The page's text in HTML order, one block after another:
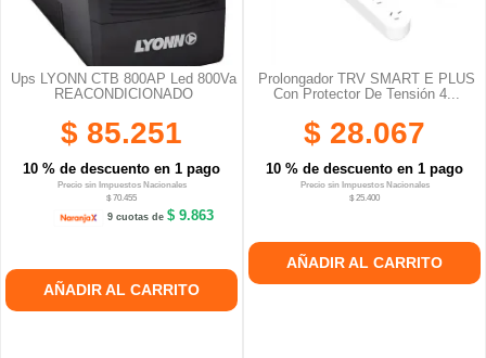
Ups LYONN CTB 800AP Led 800Va
REACONDICIONADO
$ 85.251
10 % de descuento en 1 pago
Precio sin Impuestos Nacionales
$ 70.455
9 cuotas de $ 9.863
AÑADIR AL CARRITO
Prolongador TRV SMART E PLUS
Con Protector De Tensión 4...
$ 28.067
10 % de descuento en 1 pago
Precio sin Impuestos Nacionales
$ 25.400
AÑADIR AL CARRITO